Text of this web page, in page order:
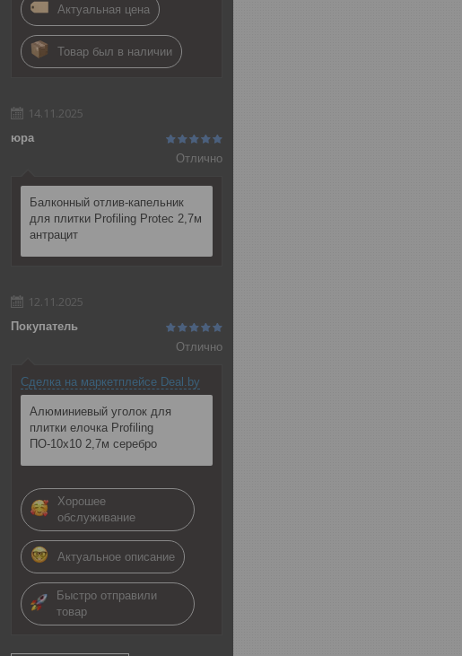
Актуальная цена
Товар был в наличии
14.11.2025
юра
Отлично
Балконный отлив-капельник
для плитки Profiling Protec 2,7м
антрацит
12.11.2025
Покупатель
Отлично
Сделка на маркетплейсе Deal.by
Алюминиевый уголок для
плитки елочка Profiling
ПО-10х10 2,7м серебро
Хорошее
обслуживание
Актуальное описание
Быстро отправили
товар